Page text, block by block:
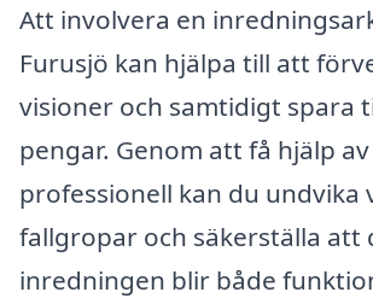
Att involvera en
Furusjö kan hjälpa till att
visioner och samtidigt spara
pengar. Genom att få hjälp
professionell kan du undvika
fallgropar och säkerställa att
inredningen blir både